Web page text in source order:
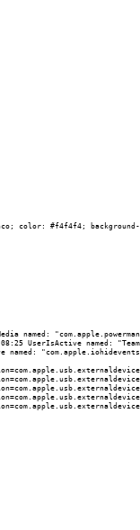
color: #f4f4f4;
named:
UserIsActive named:
named: